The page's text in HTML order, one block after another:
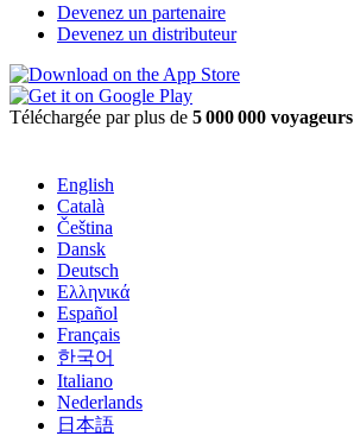
Devenez un partenaire
Devenez un distributeur
Téléchargée par plus de 5 000 000 voyageurs
English
Català
Čeština
Dansk
Deutsch
Ελληνικά
Español
Français
한국어
Italiano
Nederlands
日本語